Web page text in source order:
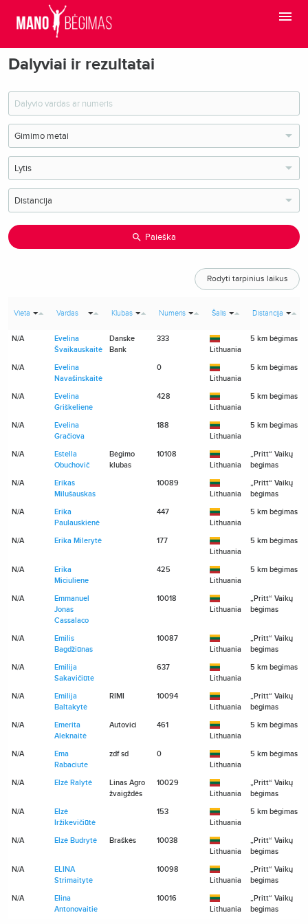
Dalyviai ir rezultatai
Paieška
Rodyti tarpinius laikus
Vieta Vardas Klubas Numeris Šalis Distancija
N/A
Evelina
Švaikauskaitė
Danske
Bank
333
Lithuania
5 km bėgimas
N/A
Evelina
Navašinskaitė
0
Lithuania
5 km bėgimas
N/A
Evelina
Griškelienė
428
Lithuania
5 km bėgimas
N/A
Evelina
Gračiova
188
Lithuania
5 km bėgimas
N/A
Estella
Obuchovič
Bėgimo
klubas
10108
Lithuania
„Pritt“ Vaikų
bėgimas
N/A
Erikas
Milušauskas
10089
Lithuania
„Pritt“ Vaikų
bėgimas
N/A
Erika
Paulauskienė
447
Lithuania
5 km bėgimas
N/A Erika Milerytė
177
Lithuania
5 km bėgimas
N/A
Erika
Miciuliene
425
Lithuania
5 km bėgimas
N/A
Emmanuel
Jonas
Cassalaco
10018
Lithuania
„Pritt“ Vaikų
bėgimas
N/A
Emilis
Bagdžiūnas
10087
Lithuania
„Pritt“ Vaikų
bėgimas
N/A
Emilija
Sakavičiūtė
637
Lithuania
5 km bėgimas
N/A
Emilija
Baltakytė
RIMI
10094
Lithuania
„Pritt“ Vaikų
bėgimas
N/A
Emerita
Aleknaitė
Autovici
461
Lithuania
5 km bėgimas
N/A
Ema
Rabaciute
zdf sd
0
Lithuania
5 km bėgimas
N/A Elzė Ralytė
Linas Agro
žvaigždės
10029
Lithuania
„Pritt“ Vaikų
bėgimas
N/A
Elzė
Iržikevičiūtė
153
Lithuania
5 km bėgimas
N/A Elzė Budrytė Braškės
10038
Lithuania
„Pritt“ Vaikų
bėgimas
N/A
ELINA
Strimaitytė
10098
Lithuania
„Pritt“ Vaikų
bėgimas
N/A
Elina
Antonovaitie
10016
Lithuania
„Pritt“ Vaikų
bėgimas